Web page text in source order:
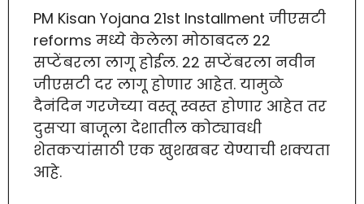
PM Kisan Yojana 21st Installment जीएसटी
reforms मध्ये केलेला मोठाबदल 22
सप्टेंबरला लागू होईल. 22 सप्टेंबरला नवीन
जीएसटी दर लागू होणार आहेत. यामुळे
दैनंदिन गरजेच्या वस्तू स्वस्त होणार आहेत तर
दुसऱ्या बाजूला देशातील कोट्यावधी
शेतकऱ्यांसाठी एक खुशखबर येण्याची शक्यता
आहे.